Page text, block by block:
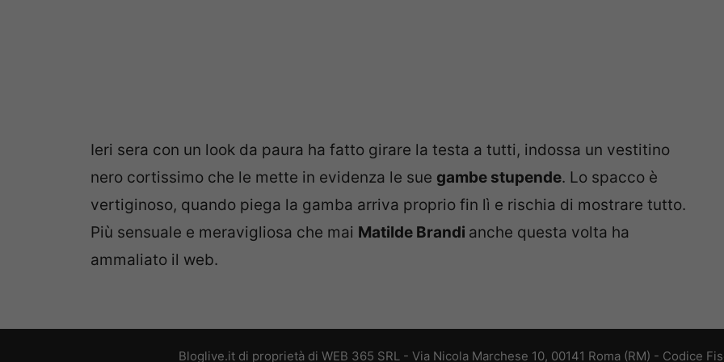
Ieri sera con un look da paura ha fatto girare la testa a tutti, indossa un vestitino
nero cortissimo che le mette in evidenza le sue gambe stupende. Lo spacco è
vertiginoso, quando piega la gamba arriva proprio fin lì e rischia di mostrare tutto.
Più sensuale e meravigliosa che mai Matilde Brandi anche questa volta ha
ammaliato il web.
Bloglive.it di proprietà di WEB 365 SRL - Via Nicola Marchese 10, 00141 Roma (RM) - Codice